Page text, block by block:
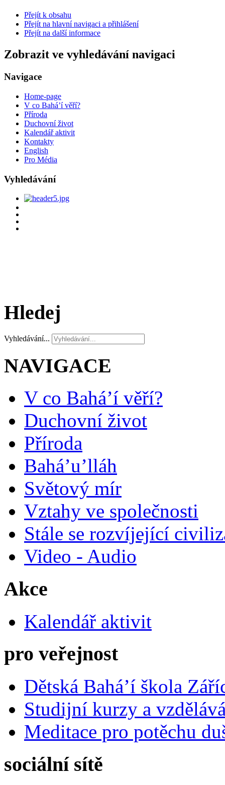
Přejít k obsahu
Přejít na hlavní navigaci a přihlášení
Přejít na další informace
Zobrazit ve vyhledávání navigaci
Navigace
Home-page
V co Bahá’í věří?
Příroda
Duchovní život
Kalendář aktivit
Kontakty
English
Pro Média
Vyhledávání
Hledej
Vyhledávání...
NAVIGACE
V co Bahá’í věří?
Duchovní život
Příroda
Bahá’u’lláh
Světový mír
Vztahy ve společnosti
Stále se rozvíjející
Video - Audio
Akce
Kalendář aktivit
pro veřejnost
Dětská Bahá’í škola
Studijní kurzy a
Meditace pro potěchu
sociální sítě